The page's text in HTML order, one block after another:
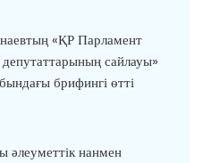
«ҚР Парламент
сайлауы»
брифингі өтті
әлеуметтік нанмен